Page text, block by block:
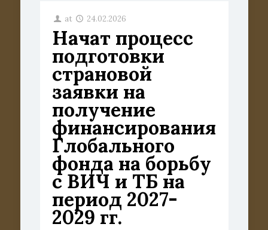
at 24.02.2026
Начат процесс
подготовки
страновой
заявки на
получение
финансирования
Глобального
фонда на борьбу
с ВИЧ и ТБ на
период 2027-
2029 гг.